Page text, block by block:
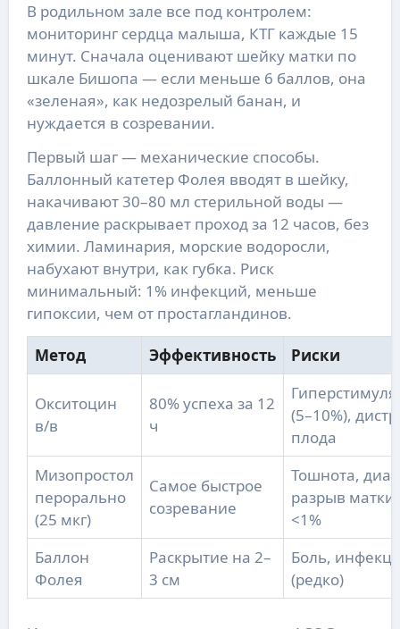
В родильном зале все под контролем:
мониторинг сердца малыша, КТГ каждые 15
минут. Сначала оценивают шейку матки по
шкале Бишопа — если меньше 6 баллов, она
«зеленая», как недозрелый банан, и
нуждается в созревании.
Первый шаг — механические способы.
Баллонный катетер Фолея вводят в шейку,
накачивают 30–80 мл стерильной воды —
давление раскрывает проход за 12 часов, без
химии. Ламинария, морские водоросли,
набухают внутри, как губка. Риск
минимальный: 1% инфекций, меньше
гипоксии, чем от простагландинов.
Метод Эффективность Риски
Окситоцин
в/в
80% успеха за 12
ч
(5–10%),
плода
Мизопростол
перорально
(25 мкг)
Самое быстрое
созревание
Тошнота,
разрыв матки
<1%
Баллон
Фолея
Раскрытие на 2–
3 см
Боль,
(редко)